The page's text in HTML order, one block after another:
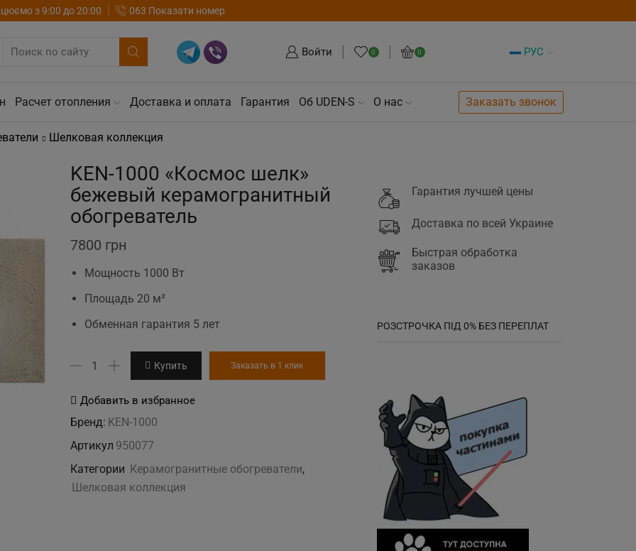
з 9:00 до 20:00 063 Показати номер
Войти 0 0 РУС
Расчет отопления Доставка и оплата Гарантия Об UDEN-S О нас Заказать звонок
Шелковая коллекция
KEN-1000 «Космос шелк»
бежевый керамогранитный
обогреватель
7800 грн
Мощность 1000 Вт
Площадь 20 м²
Обменная гарантия 5 лет
Количество
KEN-
1000
шелк"
бежевый
керамогранитный
Купить Заказать в 1 клик
Добавить в избранное
Бренд: KEN-1000
Артикул 950077
Категории Керамогранитные обогреватели,
Шелковая коллекция
Гарантия лучшей цены
Доставка по всей Украине
Быстрая обработка
заказов
РОЗСТРОЧКА ПІД 0% БЕЗ ПЕРЕПЛАТ